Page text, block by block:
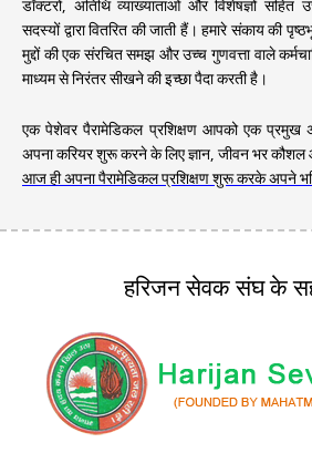
डॉक्टरों, अतिथि व्याख्याताओं और विशेषज्ञों
सदस्यों द्वारा वितरित की जाती हैं। हमारे संकाय की
मुद्दों की एक संरचित समझ और उच्च गुणवत्ता वाले
माध्यम से निरंतर सीखने की इच्छा पैदा करती है।
एक पेशेवर पैरामेडिकल प्रशिक्षण आपको एक प्रमुख
अपना करियर शुरू करने के लिए ज्ञान, जीवन भर
आज ही अपना पैरामेडिकल प्रशिक्षण शुरू करके अपने
हरिजन सेवक संघ के